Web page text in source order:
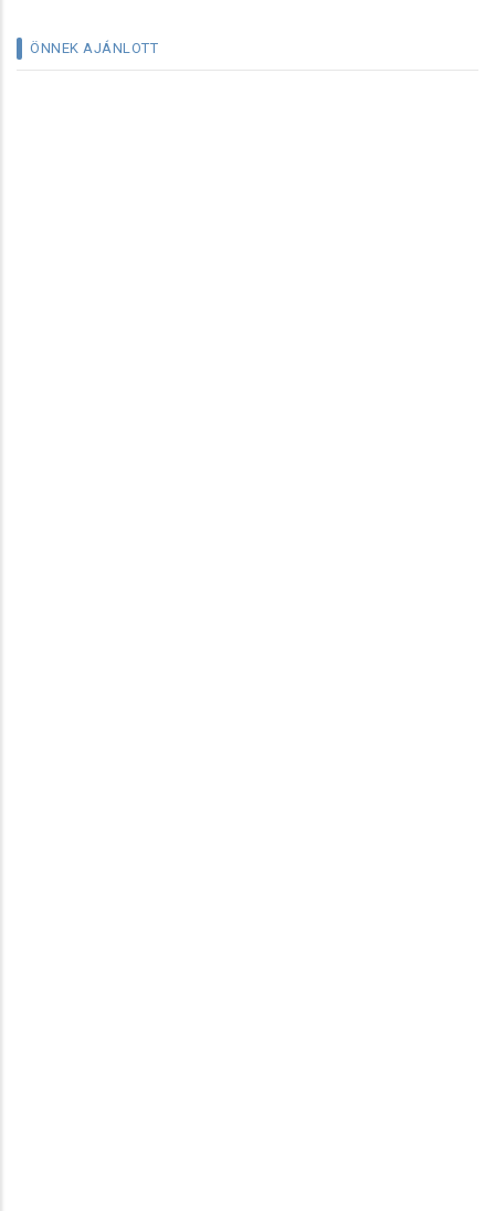
ÖNNEK AJÁNLOTT